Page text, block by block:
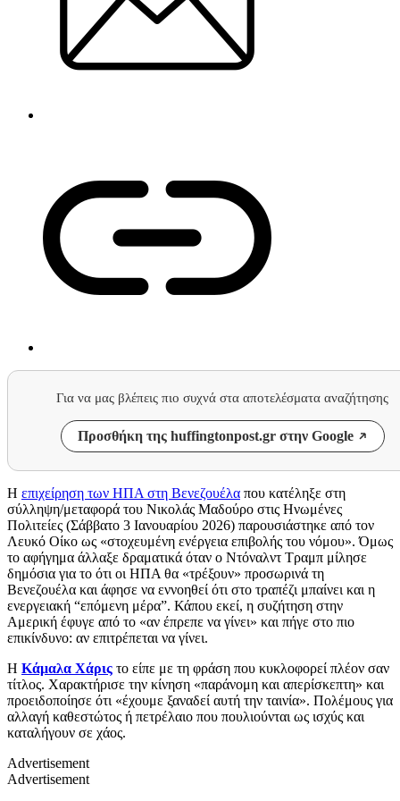
Για να μας βλέπεις πιο συχνά στα αποτελέσματα αναζήτησης
Προσθήκη της huffingtonpost.gr στην Google
Η επιχείρηση των ΗΠΑ στη Βενεζουέλα που κατέληξε στη
σύλληψη/μεταφορά του Νικολάς Μαδούρο στις Ηνωμένες
Πολιτείες (Σάββατο 3 Ιανουαρίου 2026) παρουσιάστηκε από τον
Λευκό Οίκο ως «στοχευμένη ενέργεια επιβολής του νόμου». Όμως
το αφήγημα άλλαξε δραματικά όταν ο Ντόναλντ Τραμπ μίλησε
δημόσια για το ότι οι ΗΠΑ θα «τρέξουν» προσωρινά τη
Βενεζουέλα και άφησε να εννοηθεί ότι στο τραπέζι μπαίνει και η
ενεργειακή “επόμενη μέρα”. Κάπου εκεί, η συζήτηση στην
Αμερική έφυγε από το «αν έπρεπε να γίνει» και πήγε στο πιο
επικίνδυνο: αν επιτρέπεται να γίνει.
Η Κάμαλα Χάρις το είπε με τη φράση που κυκλοφορεί πλέον σαν
τίτλος. Χαρακτήρισε την κίνηση «παράνομη και απερίσκεπτη» και
προειδοποίησε ότι «έχουμε ξαναδεί αυτή την ταινία». Πολέμους για
αλλαγή καθεστώτος ή πετρέλαιο που πουλιούνται ως ισχύς και
καταλήγουν σε χάος.
Advertisement
Advertisement